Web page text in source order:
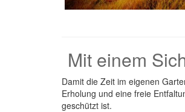
Mit einem
Damit die Zeit im eigenen
Erholung und eine freie
geschützt ist.